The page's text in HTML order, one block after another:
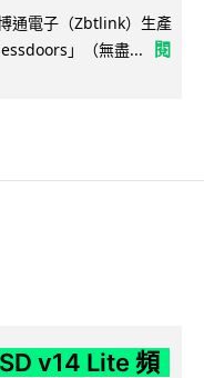
通電子（Zbtlink）生產
」（無盡...
閱
v14 Lite 頻